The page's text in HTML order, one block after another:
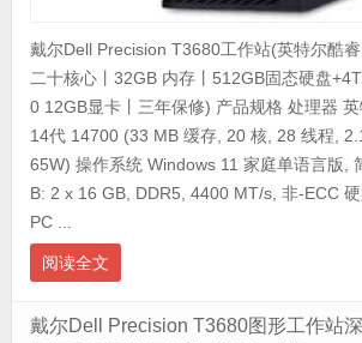
戴尔Dell Precision T3680工作站(英特尔酷
二十核心丨32GB 内存丨512GB固态硬盘
0 12GB显卡丨三年保修) 产品规格 处理器
14代 14700 (33 MB 缓存, 20 核, 28 线程,
65W) 操作系统 Windows 11 家庭单语言版,
B: 2 x 16 GB, DDR5, 4400 MT/s, 非-ECC
PC ...
阅读全文
戴尔Dell Precision T3680图形工作站